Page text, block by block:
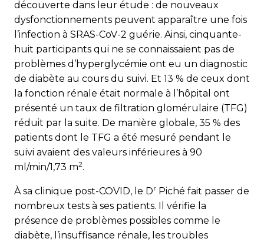
découverte dans leur étude : de nouveaux
dysfonctionnements peuvent apparaître une fois
l’infection à SRAS-CoV-2 guérie. Ainsi, cinquante-
huit participants qui ne se connaissaient pas de
problèmes d’hyperglycémie ont eu un diagnostic
de diabète au cours du suivi. Et 13 % de ceux dont
la fonction rénale était normale à l’hôpital ont
présenté un taux de filtration glomérulaire (TFG)
réduit par la suite. De manière globale, 35 % des
patients dont le TFG a été mesuré pendant le
suivi avaient des valeurs inférieures à 90
ml/min/1,73 m2.
À sa clinique post-COVID, le Dr Piché fait passer de
nombreux tests à ses patients. Il vérifie la
présence de problèmes possibles comme le
diabète, l’insuffisance rénale, les troubles